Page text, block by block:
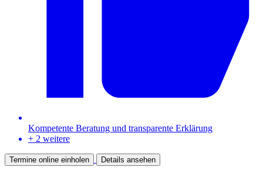
Kompetente Beratung und transparente Erklärung
+ 2 weitere
Termine online einholen Details ansehen